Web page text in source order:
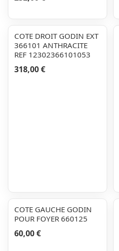
COTE DROIT GODIN EXT
366101 ANTHRACITE
REF 12302366101053
318,00 €
COTE GAUCHE GODIN
POUR FOYER 660125
60,00 €